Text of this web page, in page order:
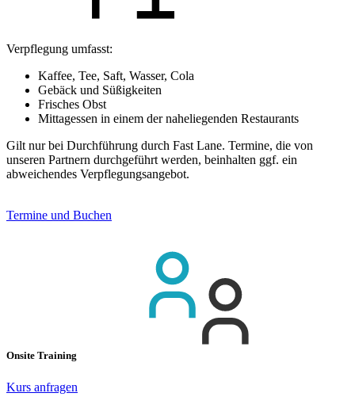
Verpflegung umfasst:
Kaffee, Tee, Saft, Wasser, Cola
Gebäck und Süßigkeiten
Frisches Obst
Mittagessen in einem der naheliegenden Restaurants
Gilt nur bei Durchführung durch Fast Lane. Termine, die von
unseren Partnern durchgeführt werden, beinhalten ggf. ein
abweichendes Verpflegungsangebot.
Termine und Buchen
Onsite Training
Kurs anfragen